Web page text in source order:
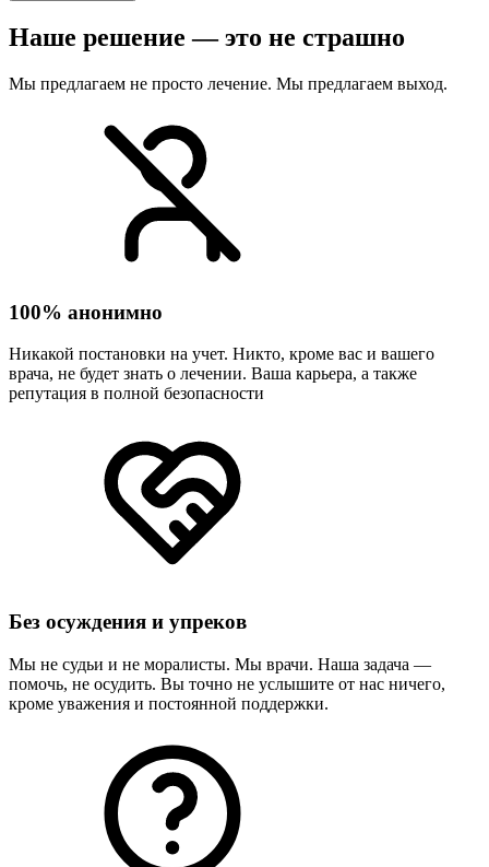
Наше решение — это не страшно
Мы предлагаем не просто лечение. Мы предлагаем выход.
100% анонимно
Никакой постановки на учет. Никто, кроме вас и вашего
врача, не будет знать о лечении. Ваша карьера, а также
репутация в полной безопасности
Без осуждения и упреков
Мы не судьи и не моралисты. Мы врачи. Наша задача —
помочь, не осудить. Вы точно не услышите от нас ничего,
кроме уважения и постоянной поддержки.